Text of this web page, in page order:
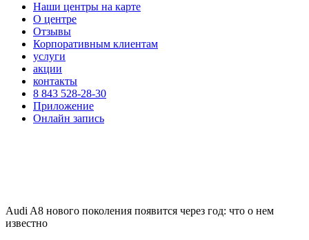
Наши центры на карте
О центре
Отзывы
Корпоративным клиентам
услуги
акции
контакты
8 843 528-28-30
Приложение
Онлайн запись
Audi A8 нового поколения появится через год: что о нем
известно